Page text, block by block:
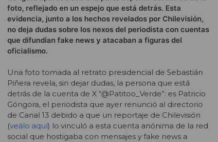
foto, reflejado en un espejo que está detrás. Esta
evidencia, junto a los hechos revelados por Chilevisión,
no deja dudas sobre los nexos del periodista con cuentas
que difundían fake news y atacaban a figuras del
oficialismo.
Una foto tomada al retrato presidencial de Sebastián
Piñera revela, sin dejar dudas, la persona que está
detrás de la cuenta de X “@Patitoo_Verde”: es Patricio
Góngora, el periodista que ayer renunció al directorio
de Canal 13 debido a que un reportaje de Chilevisión
(veálo aquí) lo vinculó a esta cuenta anónima de la red
social que hostigaba con mensajes y fake news a